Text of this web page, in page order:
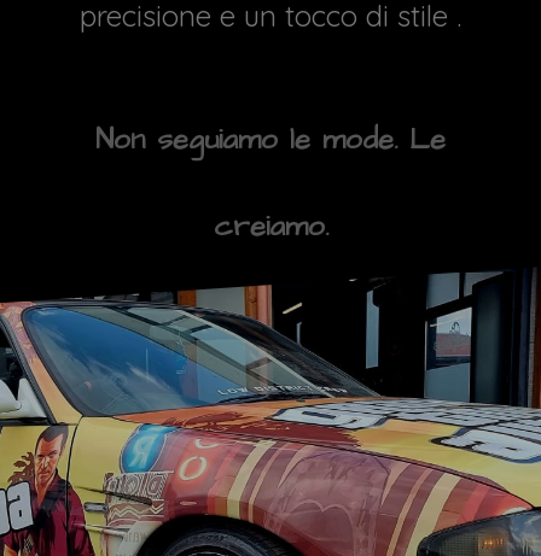
precisione e un tocco di stile .
Non seguiamo le mode. Le
creiamo.